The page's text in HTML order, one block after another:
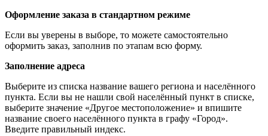
Оформление заказа в стандартном режиме
Если вы уверены в выборе, то можете самостоятельно
оформить заказ, заполнив по этапам всю форму.
Заполнение адреса
Выберите из списка название вашего региона и населённого
пункта. Если вы не нашли свой населённый пункт в списке,
выберите значение «Другое местоположение» и впишите
название своего населённого пункта в графу «Город».
Введите правильный индекс.